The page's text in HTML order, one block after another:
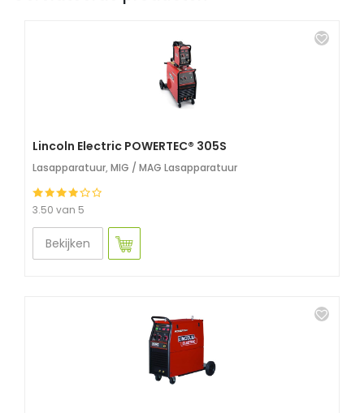
Lincoln Electric POWERTEC® 305S
Lasapparatuur, MIG / MAG Lasapparatuur
3.50 van 5
Bekijken